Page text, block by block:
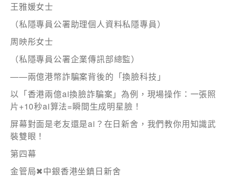
感興趣範疇(可多選)
1.租務資訊 ​​
2.住客活動及福利
注意: 您在此電子表格所提供的個人資料將會用作市場推廣(包
*
王雅媛女士
（私隱專員公署助理個人資料私隱專員）
周映彤女士
（私隱專員公署企業傳訊部總監）
——兩億港幣詐騙案背後的「換臉科技」
以「香港兩億ai換臉詐騙案」為例，現場操作：一張照
片+10秒ai算法=瞬間生成明星臉！
屏幕對面是老友還是ai？在日新舍，我們教你用知識武
裝雙眼！
第四幕
金管局✖中銀香港坐鎮日新舍